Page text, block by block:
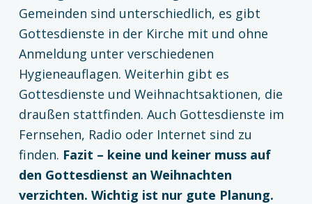
Gemeinden sind unterschiedlich, es gibt
Gottesdienste in der Kirche mit und ohne
Anmeldung unter verschiedenen
Hygieneauflagen. Weiterhin gibt es
Gottesdienste und Weihnachtsaktionen, die
draußen stattfinden. Auch Gottesdienste im
Fernsehen, Radio oder Internet sind zu
finden. Fazit – keine und keiner muss auf
den Gottesdienst an Weihnachten
verzichten. Wichtig ist nur gute Planung.